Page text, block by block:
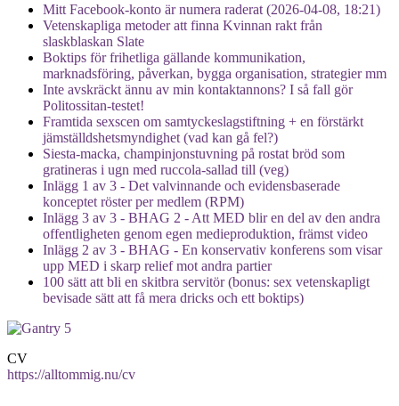
Mitt Facebook-konto är numera raderat (2026-04-08, 18:21)
Vetenskapliga metoder att finna Kvinnan rakt från
slaskblaskan Slate
Boktips för frihetliga gällande kommunikation,
marknadsföring, påverkan, bygga organisation, strategier mm
Inte avskräckt ännu av min kontaktannons? I så fall gör
Politossitan-testet!
Framtida sexscen om samtyckeslagstiftning + en förstärkt
jämställdshetsmyndighet (vad kan gå fel?)
Siesta-macka, champinjonstuvning på rostat bröd som
gratineras i ugn med ruccola-sallad till (veg)
Inlägg 1 av 3 - Det valvinnande och evidensbaserade
konceptet röster per medlem (RPM)
Inlägg 3 av 3 - BHAG 2 - Att MED blir en del av den andra
offentligheten genom egen medieproduktion, främst video
Inlägg 2 av 3 - BHAG - En konservativ konferens som visar
upp MED i skarp relief mot andra partier
100 sätt att bli en skitbra servitör (bonus: sex vetenskapligt
bevisade sätt att få mera dricks och ett boktips)
CV
https://alltommig.nu/cv